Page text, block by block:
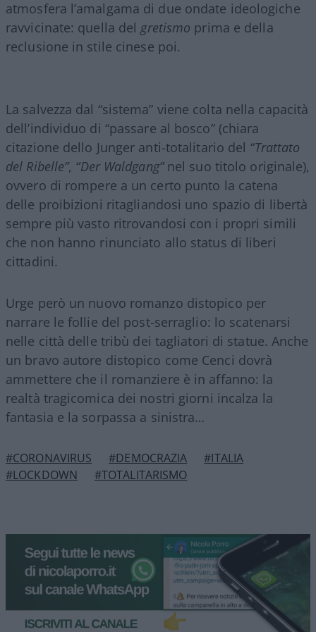
atmosfera l’amalgama di due ondate ideologiche
ravvicinate: quella del gretismo prima e della
reclusione in stile cinese poi.
La salvezza dal “sistema” viene colta nella capacità
dell’individuo di “passare al bosco” (chiara
citazione dello Junger anti-totalitario del “Trattato
del Ribelle”, “Der Waldgang”nel suo titolo originale),
ovvero di rompere a un certo punto la catena
delle proibizioni ritagliandosi uno spazio di libertà
sempre più vasto ritrovandosi con i propri simili
che non hanno rinunciato allo status di liberi
cittadini.
Urge però un nuovo romanzo distopico per
narrare le follie del post-serraglio: lo scatenarsi
nelle città delle tribù dei tagliatori di statue. Anche
un bravo autore distopico come Cenci dovrà
ammettere che il romanziere è in affanno: la
realtà tragicomica dei nostri giorni incalza la
fantasia e la sorpassa a sinistra…
#CORONAVIRUS #DEMOCRAZIA
#ITALIA
#LOCKDOWN
#TOTALITARISMO
Democratici Usa sempre più
ostaggio degli islamo-
comunisti